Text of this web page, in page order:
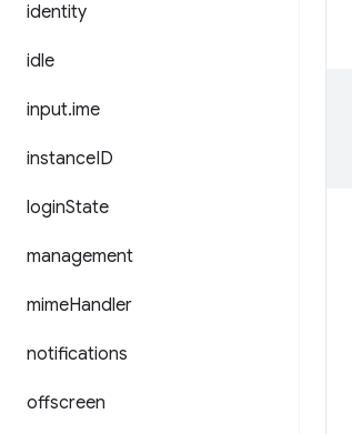
identity
idle
input.ime
instanceID
loginState
management
mimeHandler
notifications
offscreen